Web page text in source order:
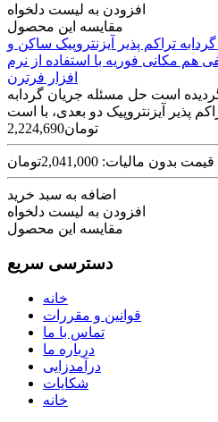
افزودن به لیست دلخواه
مقایسه این محصول
تراکم پذیر آیزنتروپیک ساکن و
هم مکانی فوریه با استفاده از نرم
افزار فرترن
گردیده است حل مسئله جریان گردابه
2,224,690تومان
قیمت بدون مالیات: 2,041,000تومان
اضافه به سبد خرید
افزودن به لیست دلخواه
مقایسه این محصول
دسترسی سریع
خانه
قوانین و مقررات
تماس با ما
درباره ما
درآمدزایی
شکایات
خانه